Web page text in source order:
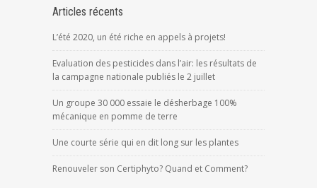
Articles récents
L’été 2020, un été riche en appels à projets!
Evaluation des pesticides dans l’air: les résultats de
la campagne nationale publiés le 2 juillet
Un groupe 30 000 essaie le désherbage 100%
mécanique en pomme de terre
Une courte série qui en dit long sur les plantes
Renouveler son Certiphyto? Quand et Comment?